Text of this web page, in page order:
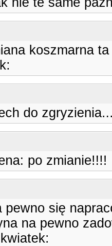
koszmarna
do
po zmianie!!!!
pewno się
na pewno